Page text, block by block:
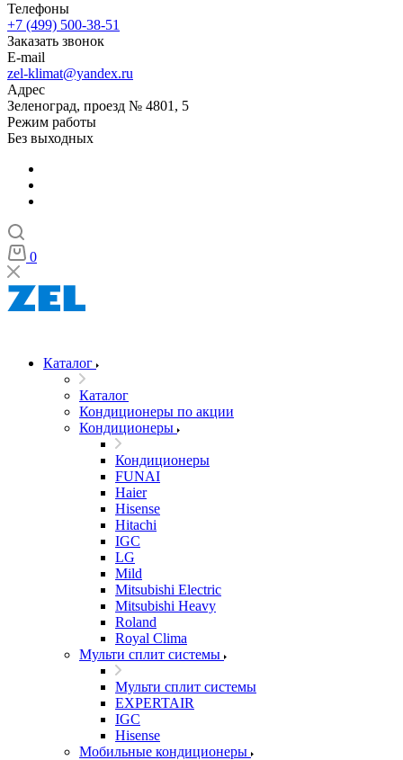
Телефоны
+7 (499) 500-38-51
Заказать звонок
E-mail
zel-klimat@yandex.ru
Адрес
Зеленоград, проезд № 4801, 5
Режим работы
Без выходных
0
Каталог
Каталог
Кондиционеры по акции
Кондиционеры
Кондиционеры
FUNAI
Haier
Hisense
Hitachi
IGC
LG
Mild
Mitsubishi Electric
Mitsubishi Heavy
Roland
Royal Clima
Мульти сплит системы
Мульти сплит системы
EXPERTAIR
IGC
Hisense
Мобильные кондиционеры